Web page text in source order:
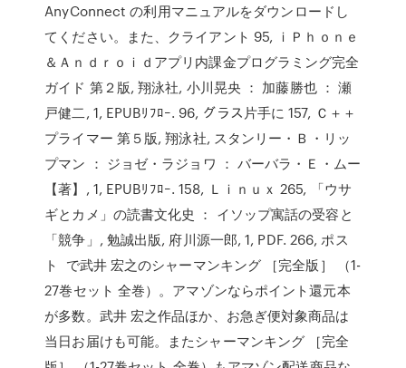
AnyConnect の利用マニュアルをダウンロードし
てください。また、クライアント 95, ｉＰｈｏｎｅ
＆Ａｎｄｒｏｉｄアプリ内課金プログラミング完全
ガイド 第２版, 翔泳社, 小川晃央 ： 加藤勝也 ： 瀬
戸健二, 1, EPUBﾘﾌﾛｰ. 96, グラス片手に 157, Ｃ＋＋
プライマー 第５版, 翔泳社, スタンリー・Ｂ・リッ
プマン ： ジョゼ・ラジョワ ： バーバラ・Ｅ・ムー
【著】, 1, EPUBﾘﾌﾛｰ. 158, Ｌｉｎｕｘ 265, 「ウサ
ギとカメ」の読書文化史 ： イソップ寓話の受容と
「競争」, 勉誠出版, 府川源一郎, 1, PDF. 266, ポス
ト で武井 宏之のシャーマンキング ［完全版］ （1-
27巻セット 全巻）。アマゾンならポイント還元本
が多数。武井 宏之作品ほか、お急ぎ便対象商品は
当日お届けも可能。またシャーマンキング ［完全